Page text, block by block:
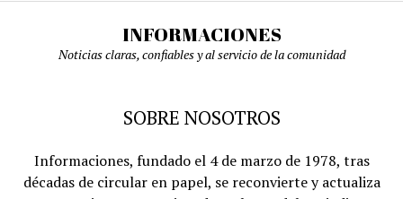
INFORMACIONES
Noticias claras, confiables y al servicio de la comunidad
SOBRE NOSOTROS
Informaciones, fundado el 4 de marzo de 1978, tras
décadas de circular en papel, se reconvierte y actualiza